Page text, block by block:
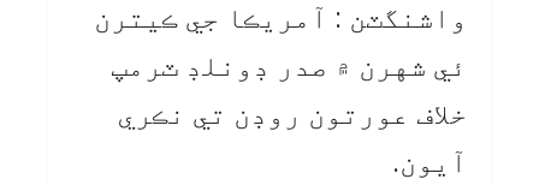
واشنگٽن : آمريڪا جي ڪيترن
ئي شهرن ۾ صدر ڊونلڊ ٽرمپ
خلاف عورتون روڊن تي نڪري
آيون.